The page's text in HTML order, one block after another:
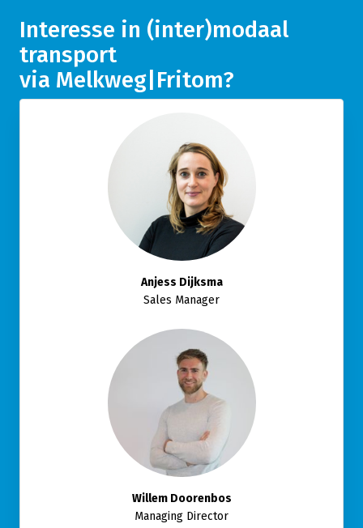
Interesse in (inter)modaal
transport
via Melkweg|Fritom?
Anjess Dijksma
Sales Manager
Willem Doorenbos
Managing Director